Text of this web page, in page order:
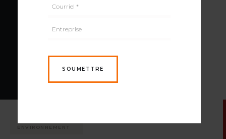
ENVIRONNEMENT
SOUMETTRE